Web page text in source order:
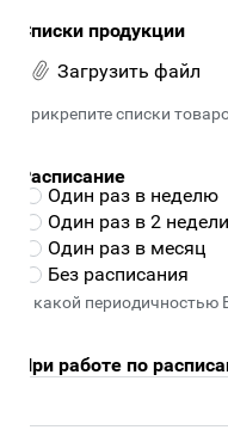
продукции
Загрузить файл
списки товаров
Один раз в неделю
Один раз в 2 недели
Один раз в месяц
Без расписания
какой периодичностью Вы
работе по